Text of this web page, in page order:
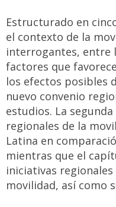
Estructurado en
el contexto de la
interrogantes, entre
factores que
los efectos posibles
nuevo convenio
estudios. La
regionales de la
Latina en
mientras que el
iniciativas
movilidad, así como